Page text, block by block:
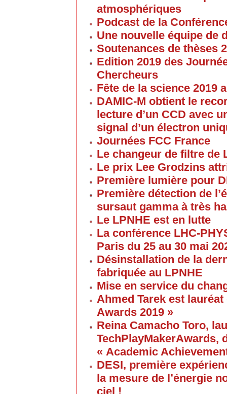
atmosphériques
Podcast de la
Une nouvelle équipe de
Soutenances de thèses
Edition 2019 des
Chercheurs
Fête de la science 2019
DAMIC-M obtient le
lecture d’un CCD avec
signal d’un électron
Journées FCC France
Le changeur de filtre de
Le prix Lee Grodzins
Première lumière pour
Première détection de
sursaut gamma à très
Le LPNHE est en lutte
La conférence LHC-
Paris du 25 au 30 mai
Désinstallation de la
fabriquée au LPNHE
Mise en service du
Ahmed Tarek est
Awards 2019 »
Reina Camacho Toro,
TechPlayMakerAwards,
« Academic
DESI, première
la mesure de l’énergie
ciel !